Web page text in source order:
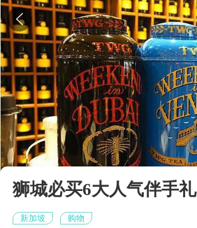

狮城必买6大人气伴手礼
新加坡 购物